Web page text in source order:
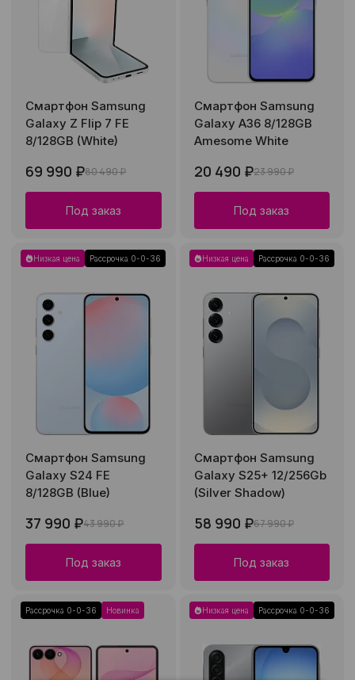
Смартфон Samsung
Galaxy Z Flip 7 FE
8/128GB (White)
69 990 ₽80 490 ₽
Под заказ
Смартфон Samsung
Galaxy A36 8/128GB
Amesome White
20 490 ₽23 990 ₽
Под заказ
Низкая цена Рассрочка 0-0-36
Смартфон Samsung
Galaxy S24 FE
8/128GB (Blue)
37 990 ₽43 990 ₽
Под заказ
Низкая цена Рассрочка 0-0-36
Смартфон Samsung
Galaxy S25+ 12/256Gb
(Silver Shadow)
58 990 ₽67 990 ₽
Под заказ
Рассрочка 0-0-36 Новинка Низкая цена Рассрочка 0-0-36